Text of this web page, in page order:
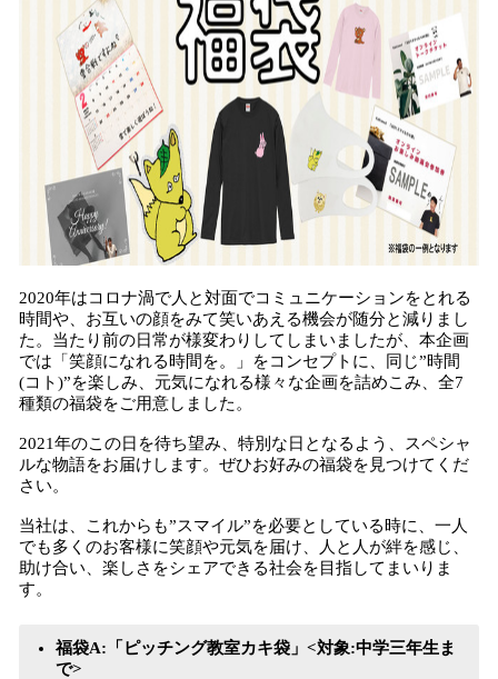
2020年はコロナ渦で人と対面でコミュニケーションをとれる
時間や、お互いの顔をみて笑いあえる機会が随分と減りまし
た。当たり前の日常が様変わりしてしまいましたが、本企画
では「笑顔になれる時間を。」をコンセプトに、同じ”時間
(コト)”を楽しみ、元気になれる様々な企画を詰めこみ、全7
種類の福袋をご用意しました。
2021年のこの日を待ち望み、特別な日となるよう、スペシャ
ルな物語をお届けします。ぜひお好みの福袋を見つけてくだ
さい。
当社は、これからも”スマイル”を必要としている時に、一人
でも多くのお客様に笑顔や元気を届け、人と人が絆を感じ、
助け合い、楽しさをシェアできる社会を目指してまいりま
す。
福袋A:「ピッチング教室カキ袋」<対象:中学三年生ま
で>